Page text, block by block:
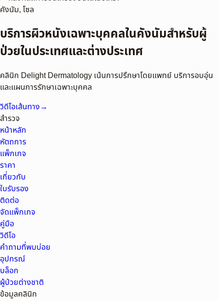
คังนัม, โซล
บริการผิวหนังเฉพาะบุคคลในคังนัมสำหรับผู้
ป่วยในประเทศและต่างประเทศ
คลินิก Delight Dermatology เน้นการปรึกษาโดยแพทย์ บริการอบอุ่น
และแผนการรักษาเฉพาะบุคคล
วิดีโอเส้นทาง→
สำรวจ
หน้าหลัก
หัตถการ
แพ็กเกจ
ราคา
เกี่ยวกับ
ใบรับรอง
ติดต่อ
จัดแพ็กเกจ
คู่มือ
วิดีโอ
คำถามที่พบบ่อย
อุปกรณ์
บล็อก
ผู้ป่วยต่างชาติ
ข้อมูลคลินิก